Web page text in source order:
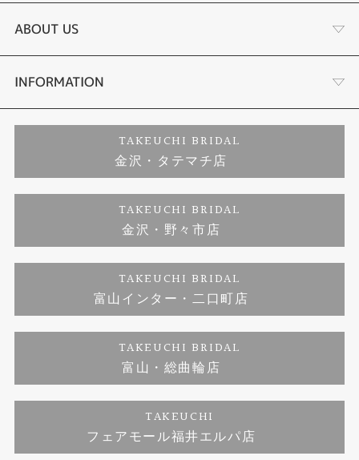
結婚指輪
セットリング
婚約ネックレス
ダイヤモンド
ジュエリーリフォーム
選ばれる理由まとめ
お客様の声
プロポーズサポート
ブランドリスト
福井指輪工房｜手作りペアリング
福井指輪工房｜手作り結婚指輪 and 婚約指輪
福井工房｜手作り婚約指輪プロポーズプラン
ABOUT US
会社概要
お客様の声
INFORMATION
プライバシーポリシー
TAKEUCHI BRIDAL
金沢・タテマチ店
TAKEUCHI BRIDAL
金沢・野々市店
TAKEUCHI BRIDAL
富山インター・二口町店
TAKEUCHI BRIDAL
富山・総曲輪店
TAKEUCHI
フェアモール福井エルパ店